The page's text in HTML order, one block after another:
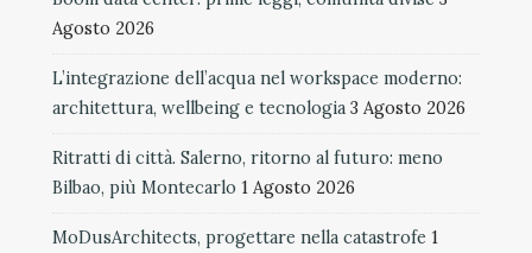
Agosto 2026
L’integrazione dell’acqua nel workspace moderno:
architettura, wellbeing e tecnologia 3 Agosto 2026
Ritratti di città. Salerno, ritorno al futuro: meno
Bilbao, più Montecarlo 1 Agosto 2026
MoDusArchitects, progettare nella catastrofe 1